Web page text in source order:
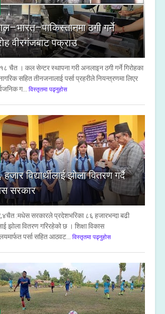
ठगी गर्ने
वीरगंजबाट पक्राउ
चैत । कल सेन्टर स्थापना गरी अनलाइन ठगी गर्ने गिरोहका
सहित तीनजनालाई पर्सा प्रहरीले नियन्त्रणमा लिएर
ग...
विस्तृतमा पढ्नुहोस
विद्यार्थीलाई झोला वितरण गर्दै
सरकार
:मधेस सरकारले प्रदेशभरिका ८६ हजारभन्दा बढी
झोला वितरण गरिरहेको छ । शिक्षा विकास
पर्सा सहित आठवट...
विस्तृतमा पढ्नुहोस